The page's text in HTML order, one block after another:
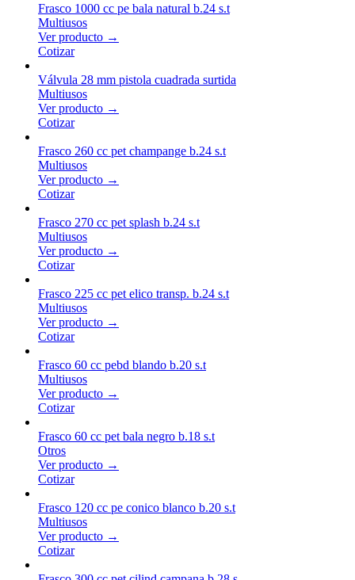
Frasco 1000 cc pe bala natural b.24 s.t
Multiusos
Ver producto →
Cotizar
Válvula 28 mm pistola cuadrada surtida
Multiusos
Ver producto →
Cotizar
Frasco 260 cc pet champange b.24 s.t
Multiusos
Ver producto →
Cotizar
Frasco 270 cc pet splash b.24 s.t
Multiusos
Ver producto →
Cotizar
Frasco 225 cc pet elico transp. b.24 s.t
Multiusos
Ver producto →
Cotizar
Frasco 60 cc pebd blando b.20 s.t
Multiusos
Ver producto →
Cotizar
Frasco 60 cc pet bala negro b.18 s.t
Otros
Ver producto →
Cotizar
Frasco 120 cc pe conico blanco b.20 s.t
Multiusos
Ver producto →
Cotizar